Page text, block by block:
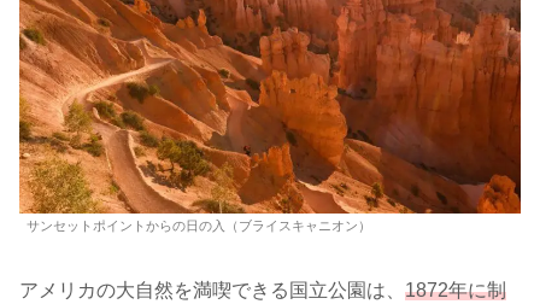
サンセットポイントからの日の入（ブライスキャニオン）
アメリカの大自然を満喫できる国立公園は、 1872年に制